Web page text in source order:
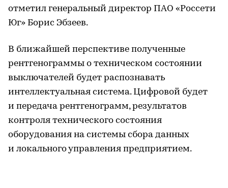
отметил генеральный директор ПАО «Россети
Юг» Борис Эбзеев.
В ближайшей перспективе полученные
рентгенограммы о техническом состоянии
выключателей будет распознавать
интеллектуальная система. Цифровой будет
и передача рентгенограмм, результатов
контроля технического состояния
оборудования на системы сбора данных
и локального управления предприятием.